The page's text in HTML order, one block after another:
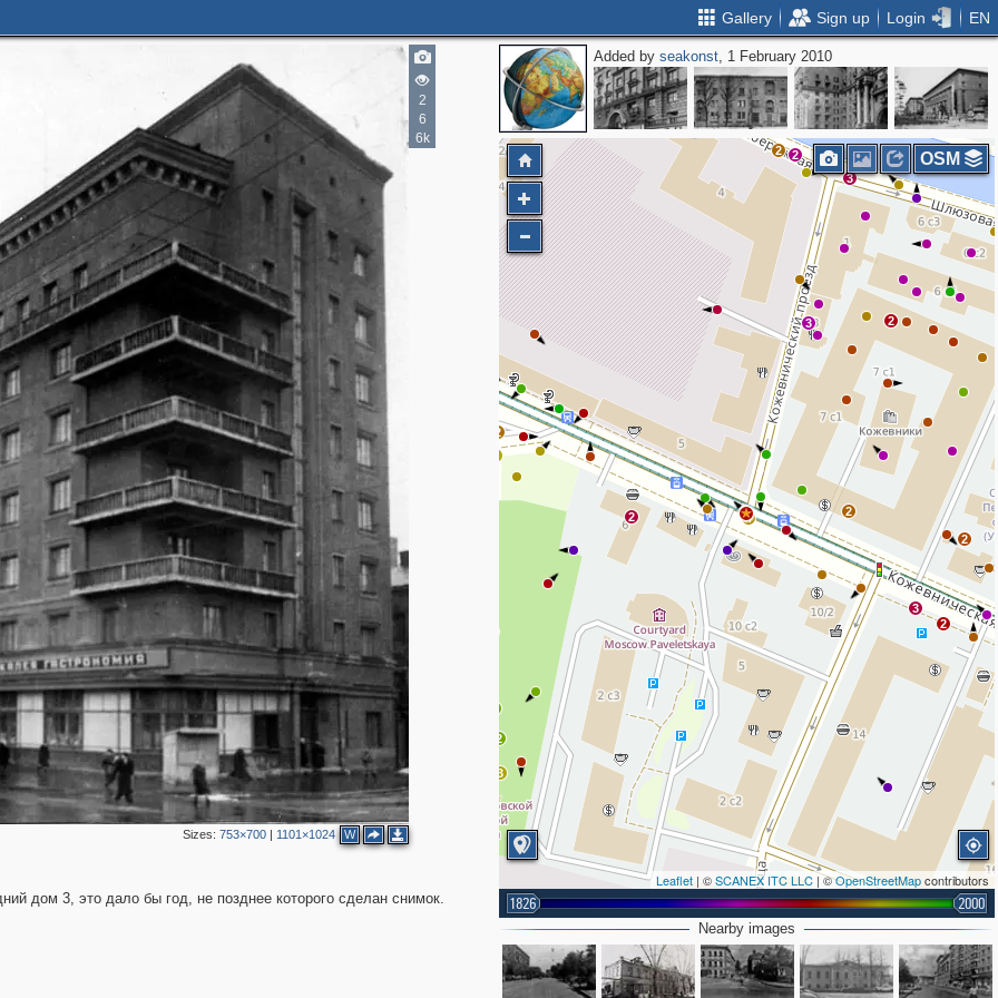
Gallery Sign up Login EN
2
6
6k
Sizes:753×700 | 1101×1024 W
дом 3, это дало бы год, не позднее которого сделан снимок.
Added byseakonst, 1 February 2010
2
3
2
2
3
3
2 2
2
2
3
2 4 2
3
2
Leaflet | ©SCANEX ITC LLC | ©OpenStreetMapcontributors
1826 2000
OSM
Nearby images